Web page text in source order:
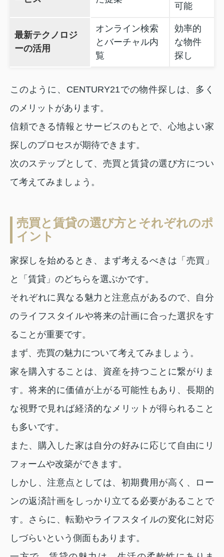
可能
最新テクノロジ
ーの活用
オンライン検索
とバーチャル内
覧
効率的
な物件
探し
このように、CENTURY21での物件探しは、多く
のメリットがあります。
信頼できる情報とサービスのもとで、心地よい家
探しのプロセスが期待できます。
次のステップとして、売買と賃貸の選び方につい
て考えてみましょう。
売買と賃貸の選び方とそれぞれのポ
イント
家探しを始めるとき、まず考えるべきは「売買」
と「賃貸」のどちらを選ぶかです。
それぞれに異なる魅力と注意点があるので、自分
のライフスタイルや将来の計画に合った選択をす
ることが重要です。
まず、売買の魅力について考えてみましょう。
家を購入することは、資産を持つことに繋がりま
す。将来的に価値が上がる可能性もあり、長期的
な視野で見れば経済的なメリットが得られること
も多いです。
また、購入した家は自分の好みに応じて自由にリ
フォームや改築ができます。
しかし、注意点としては、初期費用が高く、ロー
ンの返済計画をしっかり立てる必要があることで
す。さらに、転勤やライフスタイルの変化に対応
しづらいという側面もあります。